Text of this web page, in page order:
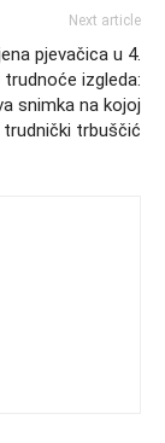
Next article
pjevačica u 4.
izgleda:
snimka na kojoj
trbuščić